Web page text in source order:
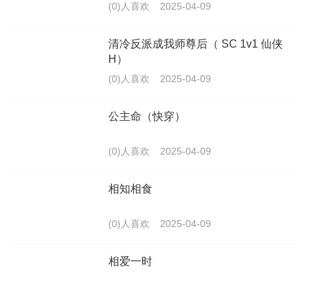
(0)人喜欢 2025-04-09
清冷反派成我师尊后（ SC 1v1 仙侠
H）
(0)人喜欢 2025-04-09
公主命（快穿）
(0)人喜欢 2025-04-09
相知相食
(0)人喜欢 2025-04-09
相爱一时